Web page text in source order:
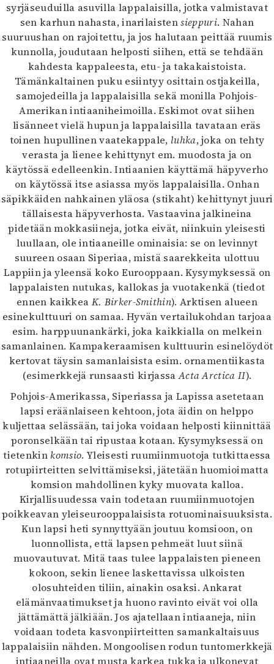
syrjäseuduilla asuvilla lappalaisilla, jotka valmistavat
sen karhun nahasta, inarilaistensieppuri. Nahan
suuruushan on rajoitettu, ja jos halutaan peittää ruumis
kunnolla, joudutaan helposti siihen, että se tehdään
kahdesta kappaleesta, etu- ja takakaistoista.
Tämänkaltainen puku esiintyy osittain ostjakeilla,
samojedeilla ja lappalaisilla sekä monilla Pohjois-
Amerikan intiaaniheimoilla. Eskimot ovat siihen
lisänneet vielä hupun ja lappalaisilla tavataan eräs
toinen hupullinen vaatekappale, luhka, joka on tehty
verasta ja lienee kehittynyt em. muodosta ja on
käytössä edelleenkin. Intiaanien käyttämä häpyverho
on käytössä itse asiassa myös lappalaisilla. Onhan
säpikkäiden nahkainen yläosa (stikaht) kehittynyt juuri
tällaisesta häpyverhosta. Vastaavina jalkineina
pidetään mokkasiineja, jotka eivät, niinkuin yleisesti
luullaan, ole intiaaneille ominaisia: se on levinnyt
suureen osaan Siperiaa, mistä saarekkeita ulottuu
Lappiin ja yleensä koko Eurooppaan. Kysymyksessä on
lappalaisten nutukas, kallokas ja vuotakenkä (tiedot
ennen kaikkea K. Birker-Smithin). Arktisen alueen
esinekulttuuri on samaa. Hyvän vertailukohdan tarjoaa
esim. harppuunankärki, joka kaikkialla on melkein
samanlainen. Kampakeraamisen kulttuurin esinelöydöt
kertovat täysin samanlaisista esim. ornamentiikasta
(esimerkkejä runsaasti kirjassaActa Arctica II).
Pohjois-Amerikassa, Siperiassa ja Lapissa asetetaan
lapsi eräänlaiseen kehtoon, jota äidin on helppo
kuljettaa selässään, tai joka voidaan helposti kiinnittää
poronselkään tai ripustaa kotaan. Kysymyksessä on
tietenkinkomsio. Yleisesti ruumiinmuotoja tutkittaessa
rotupiirteitten selvittämiseksi, jätetään huomioimatta
komsion mahdollinen kyky muovata kalloa.
Kirjallisuudessa vain todetaan ruumiinmuotojen
poikkeavan yleiseurooppalaisista rotuominaisuuksista.
Kun lapsi heti synnyttyään joutuu komsioon, on
luonnollista, että lapsen pehmeät luut siinä
muovautuvat. Mitä taas tulee lappalaisten pieneen
kokoon, sekin lienee laskettavissa ulkoisten
olosuhteiden tiliin, ainakin osaksi. Ankarat
elämänvaatimukset ja huono ravinto eivät voi olla
jättämättä jälkiään. Jos ajatellaan intiaaneja, niin
voidaan todeta kasvonpiirteitten samankaltaisuus
lappalaisiin nähden. Mongoolisen rodun tuntomerkkejä
intiaaneilla ovat musta karkea tukka ja ulkonevat